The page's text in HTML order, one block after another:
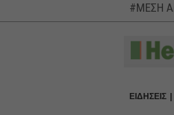
#ΜΕΣΗ
ΕΙΔΗΣΕΙΣ